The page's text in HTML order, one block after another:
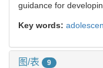
guidance for
Key words:
图/表 9